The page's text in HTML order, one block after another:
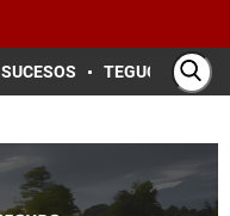
SUCESOS TEGUCIGALPA